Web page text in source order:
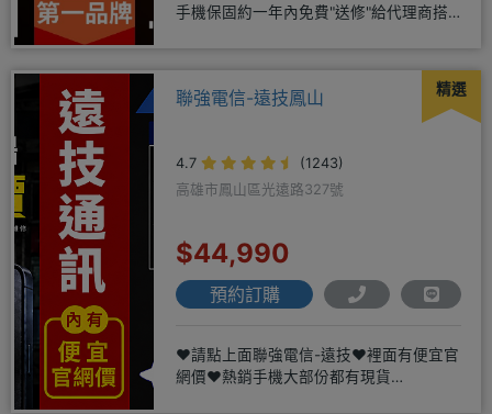
手機保固約一年內免費"送修"給代理商搭
精選
聯強電信-遠技鳳山
4.7
(1243)
高雄市鳳山區光遠路327號
$44,990
預約訂購
❤️請點上面聯強電信-遠技❤️裡面有便宜官
網價❤️熱銷手機大部份都有現貨